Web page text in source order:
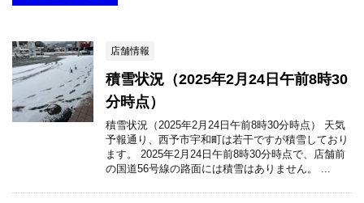
店舗情報
積雪状況（2025年2月24日午前8時30
分時点）
積雪状況（2025年2月24日午前8時30分時点） 天気
予報通り、西予市宇和町は若干ですが積雪しており
ます。 2025年2月24日午前8時30分時点で、店舗前
の国道56号線の路面には積雪はありません。 ...